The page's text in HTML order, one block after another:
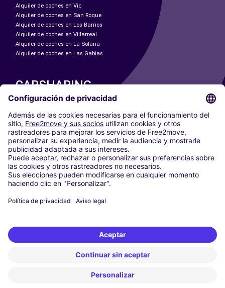
Alquiler de coches en Vic
Alquiler de coches en San Roque
Alquiler de coches en Los Barrios
Alquiler de coches en Villarreal
Alquiler de coches en La Solana
Alquiler de coches en Las Gabias
CARSHARING
NUESTRAS CIUDADES
Paris
Madrid
Washington DC
Milán
Roma
Turín
Viena
Berlín
Düsseldorf